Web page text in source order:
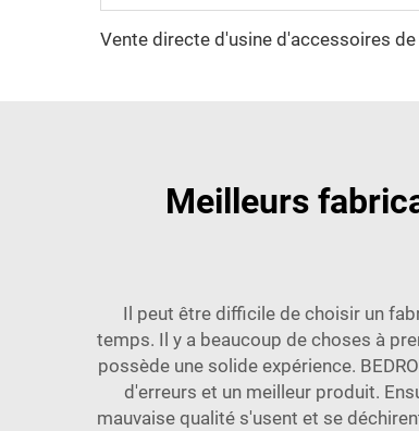
Meilleurs
Il peut être difficile de choisir un
temps. Il y a beaucoup de choses à
possède une solide expérience.
d'erreurs et un meilleur produit.
mauvaise qualité s'usent et se